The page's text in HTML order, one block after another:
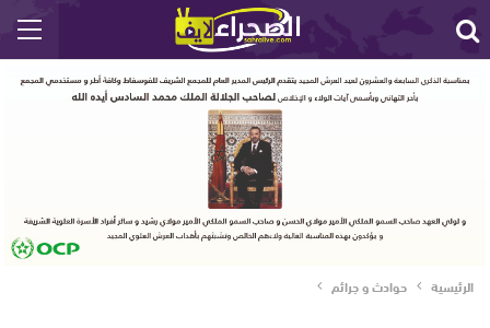
الرئيسية حوادث و جرائم